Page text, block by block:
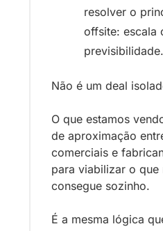
resolver o
offsite: escala
previsibilidade.
Não é um deal
O que estamos
de aproximação
comerciais e
para viabilizar o que
consegue sozinho.
É a mesma lógica